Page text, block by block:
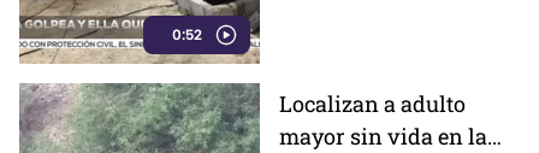
0:52
Localizan a adulto
mayor sin vida en la